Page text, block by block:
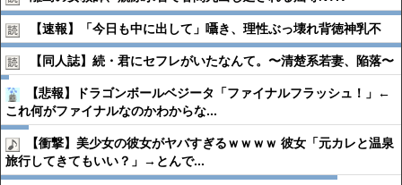
【速報】「今日も中に出して」囁き、理性ぶっ壊れ背徳神乳不
【同人誌】続・君にセフレがいたなんて。〜清楚系若妻、陥落〜
【悲報】ドラゴンボールベジータ「ファイナルフラッシュ！」←
これ何がファイナルなのかわからな...
【衝撃】美少女の彼女がヤバすぎるｗｗｗｗ 彼女「元カレと温泉
旅行してきてもいい？」→とんで...